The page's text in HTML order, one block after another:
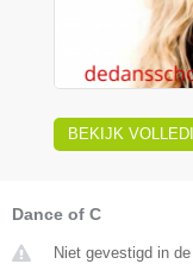
BEKIJK
Dance of C
Niet gevestigd in